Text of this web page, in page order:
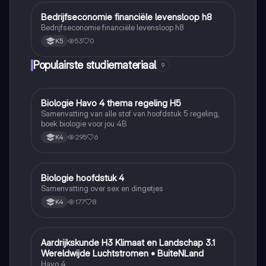
Bedrijfseconomie
Bedrijfseconomie financiële levensloop h8
Bedrijfseconomie financiële levensloop h8
K5 53 0
Populairste studiemateriaal 9
Biologie
Biologie Havo 4 thema regeling H5
Samenvatting van alle stof van hoofdstuk 5 regeling,
boek biologie voor jou 4B
K4 295 6
Biologie
Biologie hoofdstuk 4
Samenvatting over sex en dingetjes
K4 177 8
Aardrijkskunde
Aardrijkskunde H3 Klimaat en Landschap 3.1
Wereldwijde Luchtstromen • BuiteNLand
Havo 4